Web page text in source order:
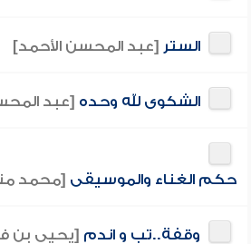
الستر [عبد المحسن الأحمد]
الشكوى لله وحده [عبد
حكم الغناء والموسيقى [محمد
وقفة..تب و اندم [يحيى بن